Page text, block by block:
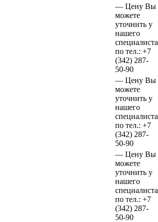
— Цену Вы
можете
уточнить у
нашего
специалиста
по тел.: +7
(342) 287-
50-90
— Цену Вы
можете
уточнить у
нашего
специалиста
по тел.: +7
(342) 287-
50-90
— Цену Вы
можете
уточнить у
нашего
специалиста
по тел.: +7
(342) 287-
50-90